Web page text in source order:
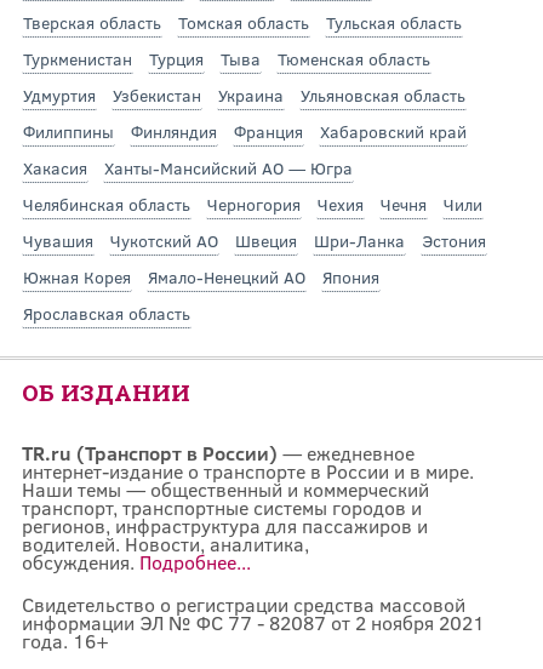
Тверская область
Томская область
Тульская область
Туркменистан
Турция Тыва
Тюменская область
Удмуртия
Узбекистан Украина
Ульяновская область
Филиппины
Финляндия Франция
Хабаровский край
Хакасия
Ханты-Мансийский АО — Югра
Челябинская область
Черногория Чехия Чечня
Чили
Чувашия
Чукотский АО Швеция Шри-Ланка
Эстония
Южная Корея
Ямало-Ненецкий АО
Япония
Ярославская область
ОБ ИЗДАНИИ
TR.ru (Транспорт в России) — ежедневное
интернет-издание о транспорте в России и в мире.
Наши темы — общественный и коммерческий
транспорт, транспортные системы городов и
регионов, инфраструктура для пассажиров и
водителей. Новости, аналитика,
обсуждения. Подробнее...
Свидетельство о регистрации средства массовой
информации ЭЛ № ФС 77 - 82087 от 2 ноября 2021
года. 16+